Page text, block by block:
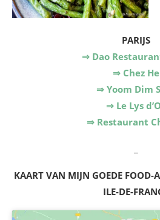
PARIJS
⇒ Dao
⇒ Chez He
⇒ Yoom Dim
⇒ Le Lys
⇒ Restaurant
KAART VAN MIJN GOEDE FOOD-
ILE-DE-